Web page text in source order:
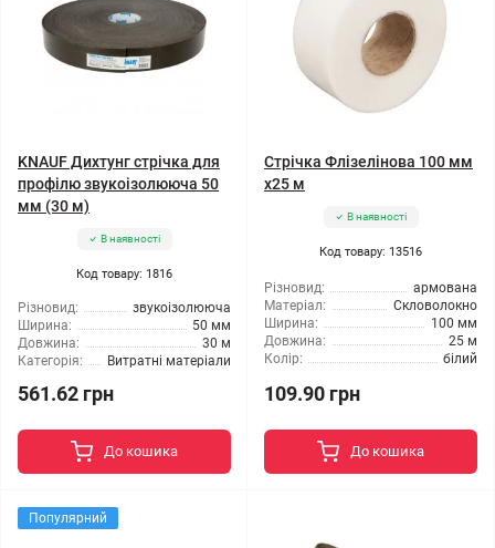
KNAUF Дихтунг стрічка для
профілю звукоізолююча 50
мм (30 м)
В наявності
Код товару: 1816
Різновид:
звукоізолююча
Ширина:
50 мм
Довжина:
30 м
Категорія:
Витратні матеріали
561.62 грн
До кошика
Стрічка Флізелінова 100 мм
х25 м
В наявності
Код товару: 13516
Різновид:
армована
Матеріал:
Скловолокно
Ширина:
100 мм
Довжина:
25 м
Колір:
білий
109.90 грн
До кошика
Популярний